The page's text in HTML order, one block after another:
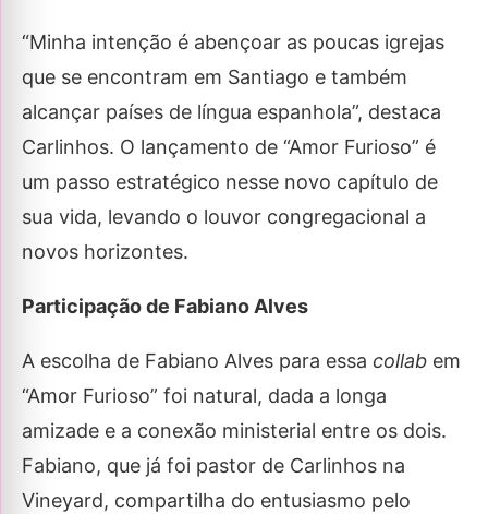
“Minha intenção é abençoar as poucas igrejas
que se encontram em Santiago e também
alcançar países de língua espanhola”, destaca
Carlinhos. O lançamento de “Amor Furioso” é
um passo estratégico nesse novo capítulo de
sua vida, levando o louvor congregacional a
novos horizontes.
Participação de Fabiano Alves
A escolha de Fabiano Alves para essa collab em
“Amor Furioso” foi natural, dada a longa
amizade e a conexão ministerial entre os dois.
Fabiano, que já foi pastor de Carlinhos na
Vineyard, compartilha do entusiasmo pelo